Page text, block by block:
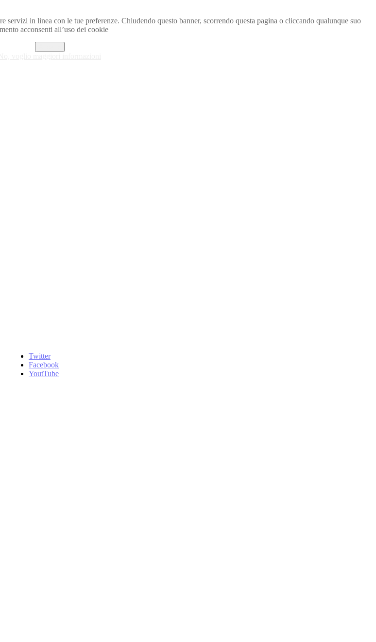
in linea con le tue preferenze. Chiudendo questo banner, scorrendo questa pagina o cliccando qualunque suo
acconsenti all’uso dei cookie
Twitter
Facebook
YoutTube